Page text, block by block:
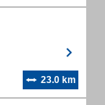
23.0 km